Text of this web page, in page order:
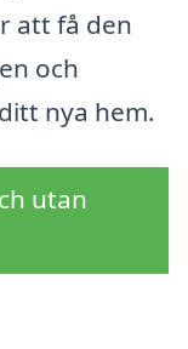
att få den
och
nya hem.
utan